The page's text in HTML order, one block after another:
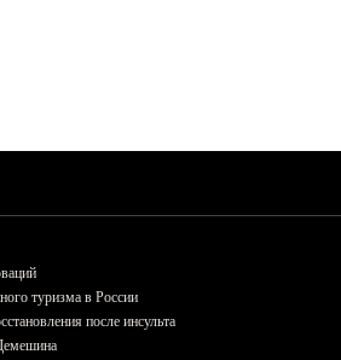
туризма в России
после инсульта